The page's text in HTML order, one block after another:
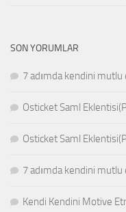
SON YORUMLAR
7 adımda kendini
Osticket Saml
Osticket Saml
7 adımda kendini
Kendi Kendini Motive